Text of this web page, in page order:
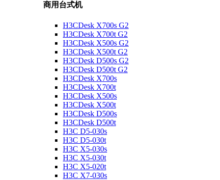
商用台式机
H3CDesk X700s G2
H3CDesk X700t G2
H3CDesk X500s G2
H3CDesk X500t G2
H3CDesk D500s G2
H3CDesk D500t G2
H3CDesk X700s
H3CDesk X700t
H3CDesk X500s
H3CDesk X500t
H3CDesk D500s
H3CDesk D500t
H3C D5-030s
H3C D5-030t
H3C X5-030s
H3C X5-030t
H3C X5-020t
H3C X7-030s